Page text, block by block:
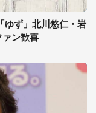
ゆず」北川悠仁・岩
ン歓喜